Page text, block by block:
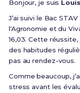
Bonjour, je suis Louis
J’ai suivi le Bac
l'Agronomie et du
16,03. Cette réussite,
des habitudes
pas au rendez-vous.
Comme beaucoup,
stress avant les